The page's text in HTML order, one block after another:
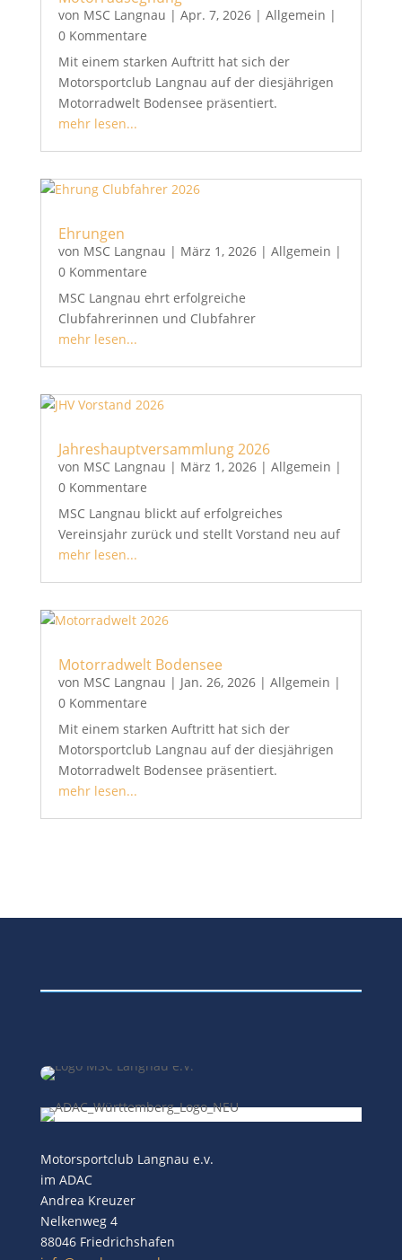
von MSC Langnau | Apr. 7, 2026| Allgemein |
0 Kommentare
Mit einem starken Auftritt hat sich der
Motorsportclub Langnau auf der diesjährigen
Motorradwelt Bodensee präsentiert.
mehr lesen...
Ehrungen
von MSC Langnau | März 1, 2026| Allgemein |
0 Kommentare
MSC Langnau ehrt erfolgreiche
Clubfahrerinnen und Clubfahrer
mehr lesen...
Jahreshauptversammlung 2026
von MSC Langnau | März 1, 2026| Allgemein |
0 Kommentare
MSC Langnau blickt auf erfolgreiches
Vereinsjahr zurück und stellt Vorstand neu auf
mehr lesen...
Motorradwelt Bodensee
von MSC Langnau | Jan. 26, 2026| Allgemein |
0 Kommentare
Mit einem starken Auftritt hat sich der
Motorsportclub Langnau auf der diesjährigen
Motorradwelt Bodensee präsentiert.
mehr lesen...
Motorsportclub Langnau e.v.
im ADAC
Andrea Kreuzer
Nelkenweg 4
88046 Friedrichshafen